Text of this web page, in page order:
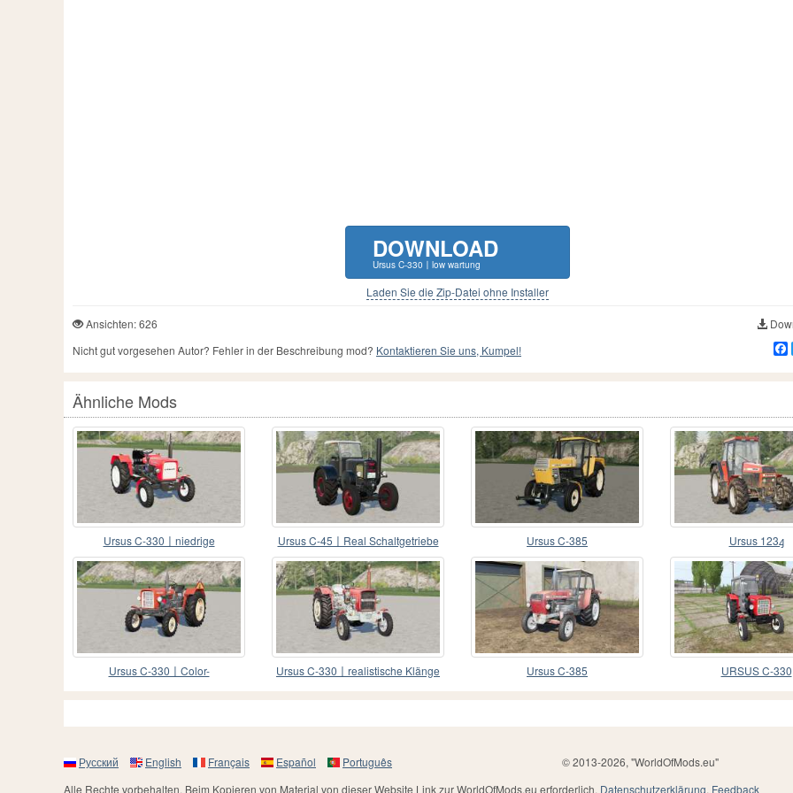
DOWNLOAD
Ursus C-330〡low wartung
Laden Sie die Zip-Datei ohne Installer
Ansichten: 626
Nicht gut vorgesehen Autor? Fehler in der Beschreibung mod? Kontaktieren Sie uns, Kumpel!
Ähnliche Mods
Ursus C-330〡niedrige
Wartungskosten
Ursus C-45〡Real Schaltgetriebe Ursus C-385 Ursus 123ꜭ
Ursus C-330〡Color-
Ursus C-330〡realistische Klänge Ursus C-385 URSUS C-330
Русский English Français Español Português
© 2013-2026, "WorldOfMods.eu"
Alle Rechte vorbehalten. Beim Kopieren von Material von dieser Website Link zur WorldOfMods.eu erforderlich. Datenschutzerklärung. Feedback